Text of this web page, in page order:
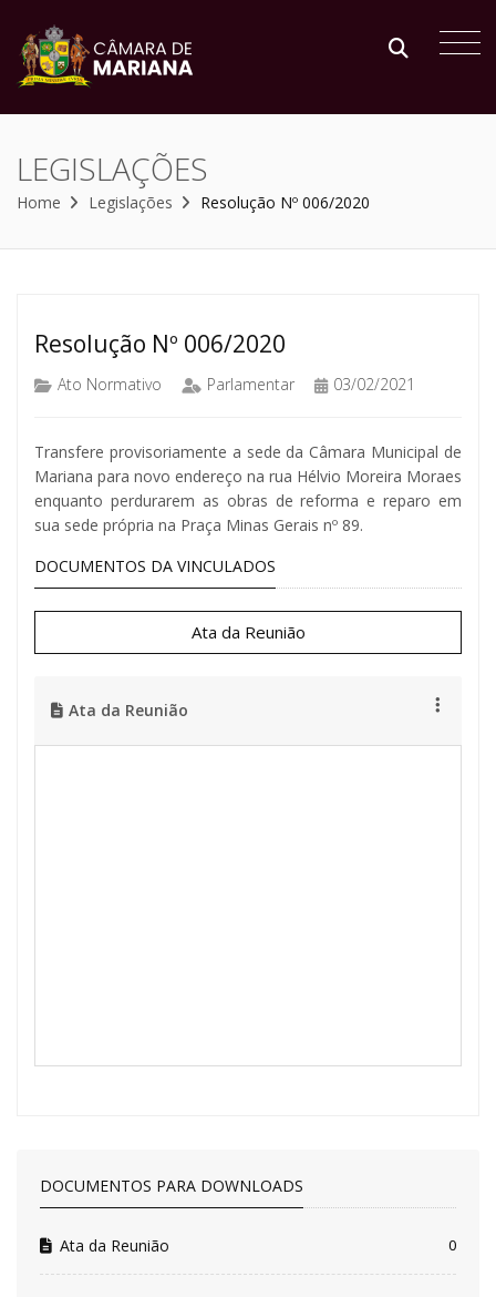
LEGISLAÇÕES
Home Legislações Resolução Nº 006/2020
Resolução Nº 006/2020
Ato Normativo Parlamentar 03/02/2021
Transfere provisoriamente a sede da Câmara Municipal de
Mariana para novo endereço na rua Hélvio Moreira Moraes
enquanto perdurarem as obras de reforma e reparo em
sua sede própria na Praça Minas Gerais nº 89.
DOCUMENTOS DA VINCULADOS
Ata da Reunião
Ata da Reunião
DOCUMENTOS PARA DOWNLOADS
Ata da Reunião 0